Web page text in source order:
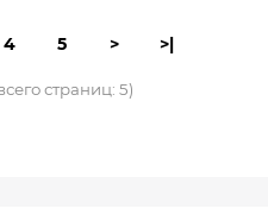
4 5 > >|
страниц: 5)